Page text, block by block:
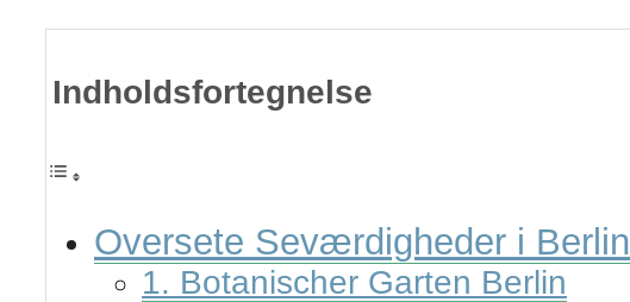
Indholdsfortegnelse
Oversete Seværdigheder i Berlin
1. Botanischer Garten Berlin